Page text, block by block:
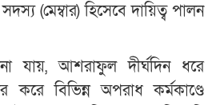
(মেম্বার) হিসেবে দায়িত্ব পালন
যায়, আশরাফুল দীর্ঘদিন ধরে
করে বিভিন্ন অপরাধ কর্মকাণ্ডে